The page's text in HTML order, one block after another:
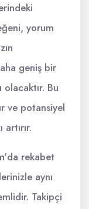
yorum
geniş bir
olacaktır. Bu
ve potansiyel
artırır.
rekabet
aynı
Takipçi